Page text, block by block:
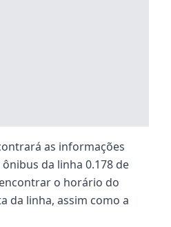
as informações
da linha 0.178 de
o horário do
da linha, assim como a